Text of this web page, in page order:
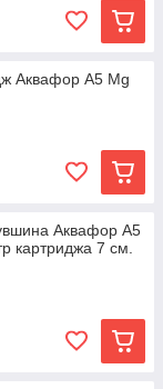
Аквафор А5 Mg
Аквафор А5
картриджа 7 см.